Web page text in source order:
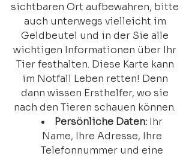
sichtbaren Ort aufbewahren, bitte
auch unterwegs vielleicht im
Geldbeutel und in der Sie alle
wichtigen Informationen über Ihr
Tier festhalten. Diese Karte kann
im Notfall Leben retten! Denn
dann wissen Ersthelfer, wo sie
nach den Tieren schauen können.
Persönliche Daten: Ihr
Name, Ihre Adresse, Ihre
Telefonnummer und eine